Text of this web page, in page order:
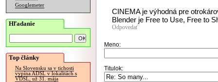
Googlemeter
Hľadanie
Top články
Na Slovensku sa v tichosti
vypína ADSL v lokalitách s
VDSL, už 31. mája
CINEMA je výhodná pre
Blender je Free to Use, Free to
Odpovedať
Meno:
Titulok: